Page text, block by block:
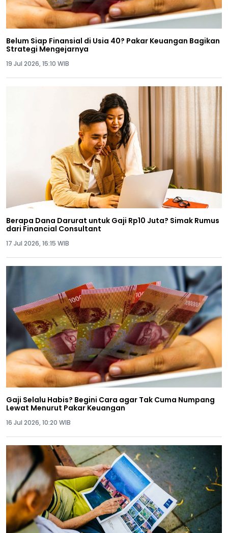
Belum Siap Finansial di Usia 40? Pakar Keuangan Bagikan
Strategi Mengejarnya
19 Jul 2026, 15:10 WIB
Berapa Dana Darurat untuk Gaji Rp10 Juta? Simak Rumus
dari Financial Consultant
17 Jul 2026, 16:15 WIB
Gaji Selalu Habis? Begini Cara agar Tak Cuma Numpang
Lewat Menurut Pakar Keuangan
16 Jul 2026, 10:20 WIB